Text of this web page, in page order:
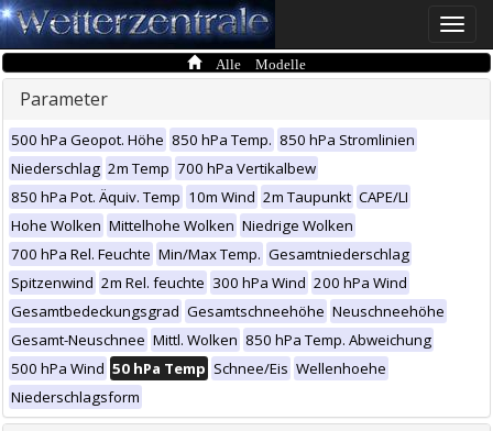
Toggle
Alle Modelle
Parameter
500 hPa Geopot. Höhe 850 hPa Temp. 850 hPa Stromlinien
Niederschlag 2m Temp 700 hPa Vertikalbew
850 hPa Pot. Äquiv. Temp 10m Wind 2m Taupunkt CAPE/LI
Hohe Wolken Mittelhohe Wolken Niedrige Wolken
700 hPa Rel. Feuchte Min/Max Temp. Gesamtniederschlag
Spitzenwind 2m Rel. feuchte 300 hPa Wind 200 hPa Wind
Gesamtbedeckungsgrad Gesamtschneehöhe Neuschneehöhe
Gesamt-Neuschnee Mittl. Wolken 850 hPa Temp. Abweichung
500 hPa Wind 50 hPa Temp Schnee/Eis Wellenhoehe
Niederschlagsform